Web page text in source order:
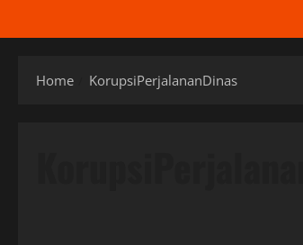
Home KorupsiPerjalananDinas